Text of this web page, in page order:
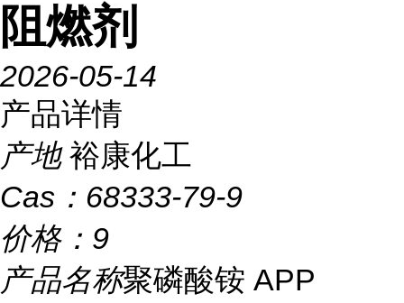
阻燃剂
2026-05-14
产品详情
产地 裕康化工
Cas： 68333-79-9
价格： 9
产品名称聚磷酸铵 APP